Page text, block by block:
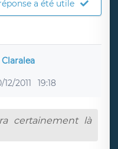
a été utile
Claralea
12/2011 19:18
certainement là